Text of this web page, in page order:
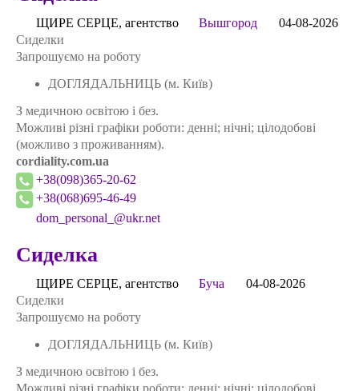
ЩИРЕ СЕРЦЕ, агентство Вышгород
04-08-2026
Сиделки
Запрошуємо на роботу
ДОГЛЯДАЛЬНИЦЬ (м. Київ)
З медичною освітою і без.
Можливі різні графіки роботи: денні; нічні; цілодобові
(можливо з проживанням).
cordiality.com.ua
+38(098)365-20-62
+38(068)695-46-49
dom_personal_@ukr.net
Сиделка
ЩИРЕ СЕРЦЕ, агентство Буча
04-08-2026
Сиделки
Запрошуємо на роботу
ДОГЛЯДАЛЬНИЦЬ (м. Київ)
З медичною освітою і без.